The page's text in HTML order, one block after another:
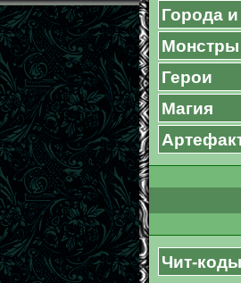
Города
Монстры
Герои
Магия
Чит-коды